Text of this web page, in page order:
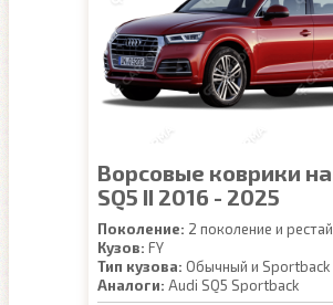
Ворсовые коврики
SQ5 II 2016 - 2025
Поколение: 2 поколение и
Кузов: FY
Тип кузова: Обычный и Sportback
Аналоги: Audi SQ5 Sportback